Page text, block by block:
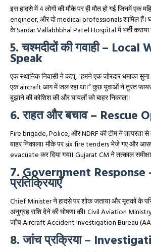
इस हादसे में 4 लोगों की मौके पर ही मौत हो गई जिनमें एक
engineer, और दो medical professionals शामिल हैं।
के Sardar Vallabhbhai Patel Hospital में भर्ती कराया
5. चश्मदीदों की गवाही – Local
Speak
एक स्थानिक निवासी ने कहा, “हमने एक जोरदार धमाका
एक aircraft आग में जल रहा था।” कुछ युवाओं ने तुरंत
बुझाने की कोशिश की और घायलों को बाहर निकाला।
6. राहत और बचाव – Rescue
Fire brigade, Police, और NDRF की टीम ने तत्परता
बाहर निकाला। मौके पर six fire tenders भेजे गए और
evacuate कर दिया गया। Gujarat CM ने तत्काल
7. Government Response
प्रतिक्रियाएँ
Chief Minister ने हादसे पर शोक जताया और मृतकों के
अनुग्रह राशि देने की घोषणा की। Civil Aviation
जाँच Aircraft Accident Investigation Bureau (AAIB)
8. जांच प्रक्रिया –